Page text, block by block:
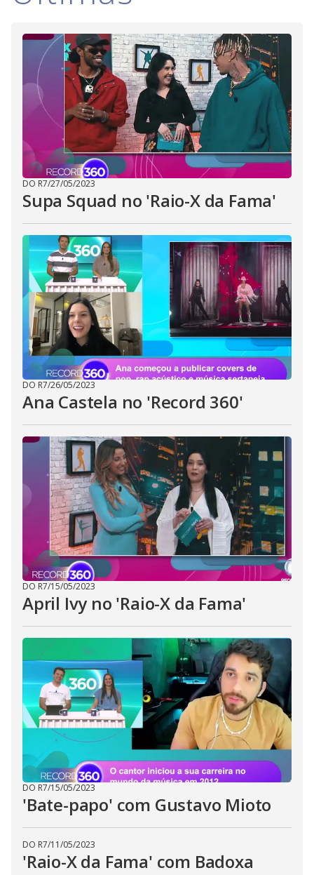
d
e
o
DO R7/27/05/2023
Supa Squad no 'Raio-X da Fama'
DO R7/26/05/2023
Ana Castela no 'Record 360'
DO R7/15/05/2023
April Ivy no 'Raio-X da Fama'
DO R7/15/05/2023
'Bate-papo' com Gustavo Mioto
DO R7/11/05/2023
'Raio-X da Fama' com Badoxa